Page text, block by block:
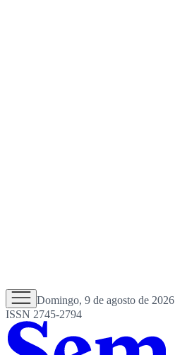
Domingo, 9 de agosto de 2026
ISSN 2745-2794